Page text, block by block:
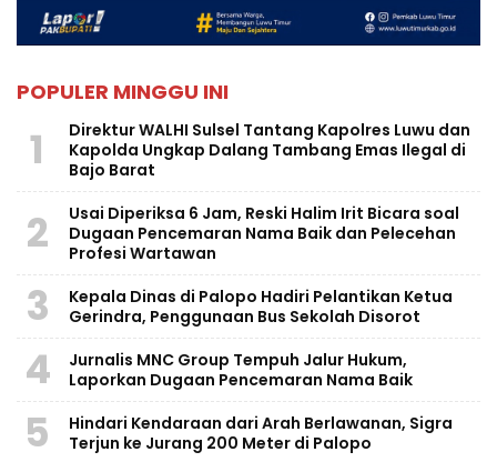
POPULER MINGGU INI
1
Direktur WALHI Sulsel Tantang Kapolres Luwu dan
Kapolda Ungkap Dalang Tambang Emas Ilegal di
Bajo Barat
2
Usai Diperiksa 6 Jam, Reski Halim Irit Bicara soal
Dugaan Pencemaran Nama Baik dan Pelecehan
Profesi Wartawan
3
Kepala Dinas di Palopo Hadiri Pelantikan Ketua
Gerindra, Penggunaan Bus Sekolah Disorot
4
Jurnalis MNC Group Tempuh Jalur Hukum,
Laporkan Dugaan Pencemaran Nama Baik
5
Hindari Kendaraan dari Arah Berlawanan, Sigra
Terjun ke Jurang 200 Meter di Palopo